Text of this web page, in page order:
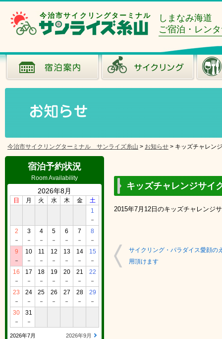
今治市サイクリングターミナル
しまなみ海道
ご宿泊・レン
今治市サイクリングターミナル サンライズ糸山 > お知らせ > キッズチャレン
宿泊予約状況
Room Availability
2026年8月
日 月 火 水 木 金
土
1
－
2
－
3
－
4
－
5
－
6
－
7
－
8
－
9
－
10
－
11
－
12
－
13
－
14
－
15
－
16
－
17
－
18
－
19
－
20
－
21
－
22
－
23
－
24
－
25
－
26
－
27
－
28
－
29
－
30
－
31
－
2026年7月 2026年9月
キッズチャレンジサイ
2015年7月12日のキッズチャレンジ
サイクリング・パラダイス愛顔の
用頂けます